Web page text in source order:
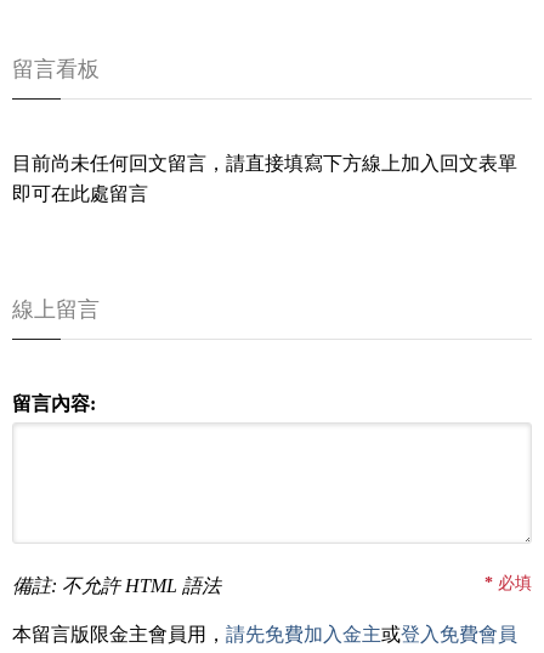
留言看板
目前尚未任何回文留言，請直接填寫下方線上加入回文表單
即可在此處留言
線上留言
留言內容:
備註: 不允許 HTML 語法 * 必填
本留言版限金主會員用， 請先免費加入金主或登入免費會員